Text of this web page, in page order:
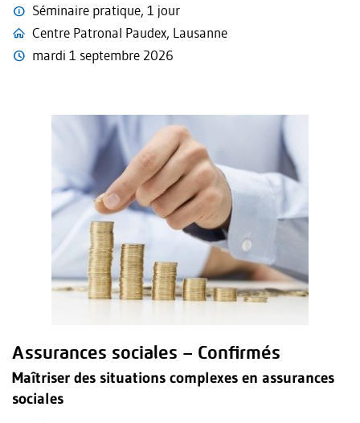
Séminaire pratique, 1 jour
Centre Patronal Paudex, Lausanne
mardi 1 septembre 2026
Assurances sociales – Confirmés
Maîtriser des situations complexes en assurances
sociales